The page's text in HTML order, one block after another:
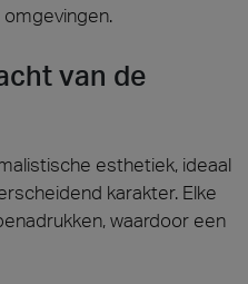
van de
esthetiek, ideaal
karakter. Elke
waardoor een